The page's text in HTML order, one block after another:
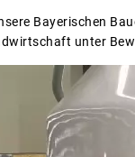
Bayerischen
unter